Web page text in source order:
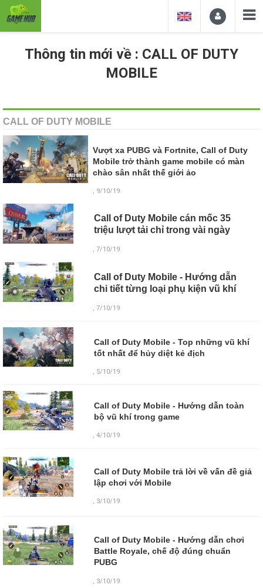
Thông tin mới về : CALL OF DUTY
MOBILE
CALL OF DUTY MOBILE
Vượt xa PUBG và Fortnite, Call of Duty
Mobile trở thành game mobile có màn
chào sân nhất thế giới ảo
, 9/10/19
Call of Duty Mobile cán mốc 35
triệu lượt tải chỉ trong vài ngày
, 7/10/19
Call of Duty Mobile - Hướng dẫn
chi tiết từng loại phụ kiện vũ khí
, 7/10/19
Call of Duty Mobile - Top những vũ khí
tốt nhất để hủy diệt kẻ địch
, 5/10/19
Call of Duty Mobile - Hướng dẫn toàn
bộ vũ khí trong game
, 4/10/19
Call of Duty Mobile trả lời về vấn đề giả
lập chơi với Mobile
, 3/10/19
Call of Duty Mobile - Hướng dẫn chơi
Battle Royale, chế độ đúng chuẩn
PUBG
3/10/19